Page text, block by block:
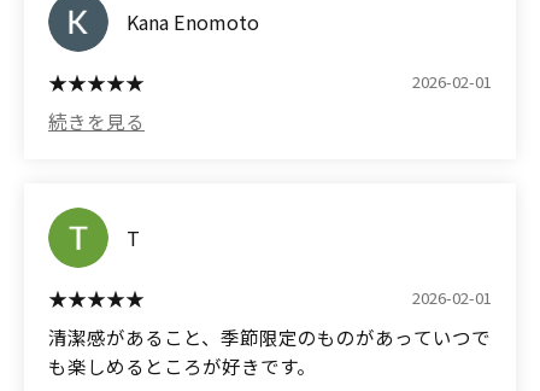
Kana Enomoto
2026-02-01
T
2026-02-01
清潔感があること、季節限定のものがあっていつで
も楽しめるところが好きです。